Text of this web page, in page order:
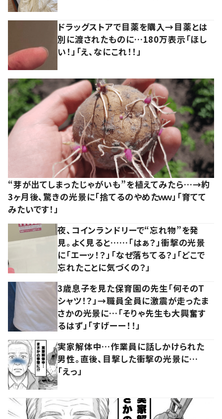
ドラッグストアで目薬を購入→目薬とは
別に渡されたものに…180万表示「ほし
い！」「え、なにこれ！！」
“芽が出てしまったじゃがいも”を植えてみたら…→約
3ヶ月後、驚きの光景に「捨てるのやめたｗｗ」「育てて
みたいです！」
夜、コインランドリーで“忘れ物”を発
見。よく見ると……「はぁ？」衝撃の光景
に「エーッ！？」「なぜ落ちてる？」「どこで
忘れたことに気づくの？」
3歳息子を見た保育園の先生「何そのT
シャツ！？」→職員全員に激震が走ったま
さかの光景に…「そりゃ先生も大興奮す
るはず」「すげーー！！」
実家解体中…作業員に話しかけられた
男性。直後、目撃した衝撃の光景に…
「えっ」